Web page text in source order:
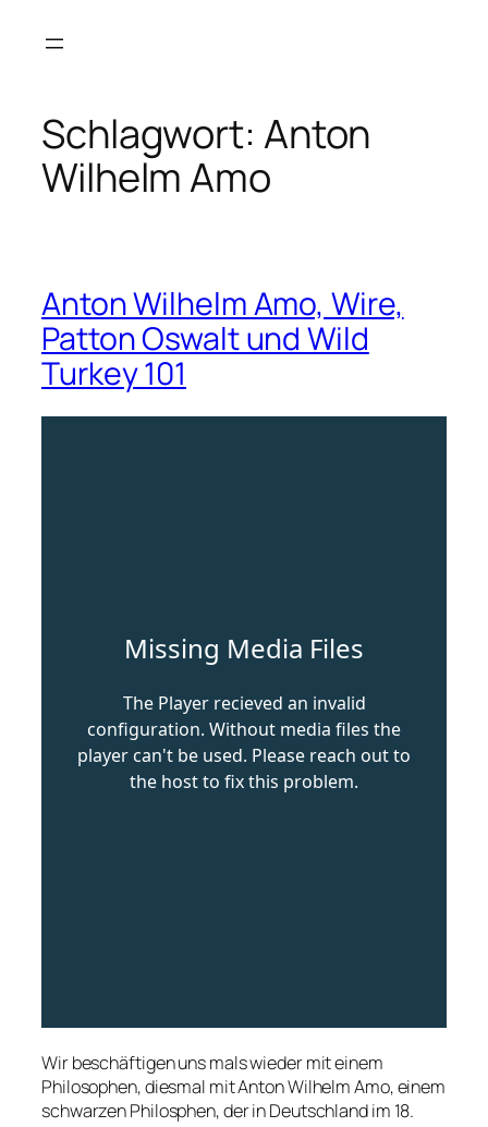
Inhalt
Schlagwort: Anton
Wilhelm Amo
Anton Wilhelm Amo, Wire,
Patton Oswalt und Wild
Turkey 101
Wir beschäftigen uns mals wieder mit einem
Philosophen, diesmal mit Anton Wilhelm Amo, einem
schwarzen Philosphen, der in Deutschland im 18.